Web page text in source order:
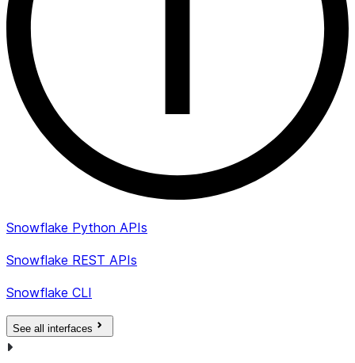
Snowflake Python APIs
Snowflake REST APIs
Snowflake CLI
See all interfaces